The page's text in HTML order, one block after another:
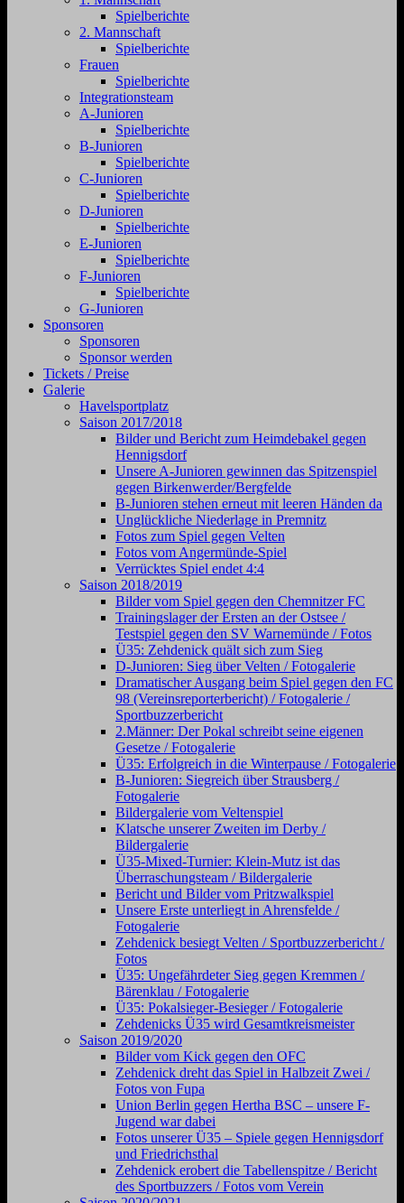
Spielberichte
2. Mannschaft
Spielberichte
Frauen
Spielberichte
Integrationsteam
A-Junioren
Spielberichte
B-Junioren
Spielberichte
C-Junioren
Spielberichte
D-Junioren
Spielberichte
E-Junioren
Spielberichte
F-Junioren
Spielberichte
G-Junioren
Sponsoren
Sponsoren
Sponsor werden
Tickets / Preise
Galerie
Havelsportplatz
Saison 2017/2018
Bilder und Bericht zum Heimdebakel gegen
Hennigsdorf
Unsere A-Junioren gewinnen das Spitzenspiel
gegen Birkenwerder/Bergfelde
B-Junioren stehen erneut mit leeren Händen da
Unglückliche Niederlage in Premnitz
Fotos zum Spiel gegen Velten
Fotos vom Angermünde-Spiel
Verrücktes Spiel endet 4:4
Saison 2018/2019
Bilder vom Spiel gegen den Chemnitzer FC
Trainingslager der Ersten an der Ostsee /
Testspiel gegen den SV Warnemünde / Fotos
Ü35: Zehdenick quält sich zum Sieg
D-Junioren: Sieg über Velten / Fotogalerie
Dramatischer Ausgang beim Spiel gegen den FC
98 (Vereinsreporterbericht) / Fotogalerie /
Sportbuzzerbericht
2.Männer: Der Pokal schreibt seine eigenen
Gesetze / Fotogalerie
Ü35: Erfolgreich in die Winterpause / Fotogalerie
B-Junioren: Siegreich über Strausberg /
Fotogalerie
Bildergalerie vom Veltenspiel
Klatsche unserer Zweiten im Derby /
Bildergalerie
Ü35-Mixed-Turnier: Klein-Mutz ist das
Überraschungsteam / Bildergalerie
Bericht und Bilder vom Pritzwalkspiel
Unsere Erste unterliegt in Ahrensfelde /
Fotogalerie
Zehdenick besiegt Velten / Sportbuzzerbericht /
Fotos
Ü35: Ungefährdeter Sieg gegen Kremmen /
Bärenklau / Fotogalerie
Ü35: Pokalsieger-Besieger / Fotogalerie
Zehdenicks Ü35 wird Gesamtkreismeister
Saison 2019/2020
Bilder vom Kick gegen den OFC
Zehdenick dreht das Spiel in Halbzeit Zwei /
Fotos von Fupa
Union Berlin gegen Hertha BSC – unsere F-
Jugend war dabei
Fotos unserer Ü35 – Spiele gegen Hennigsdorf
und Friedrichsthal
Zehdenick erobert die Tabellenspitze / Bericht
des Sportbuzzers / Fotos vom Verein